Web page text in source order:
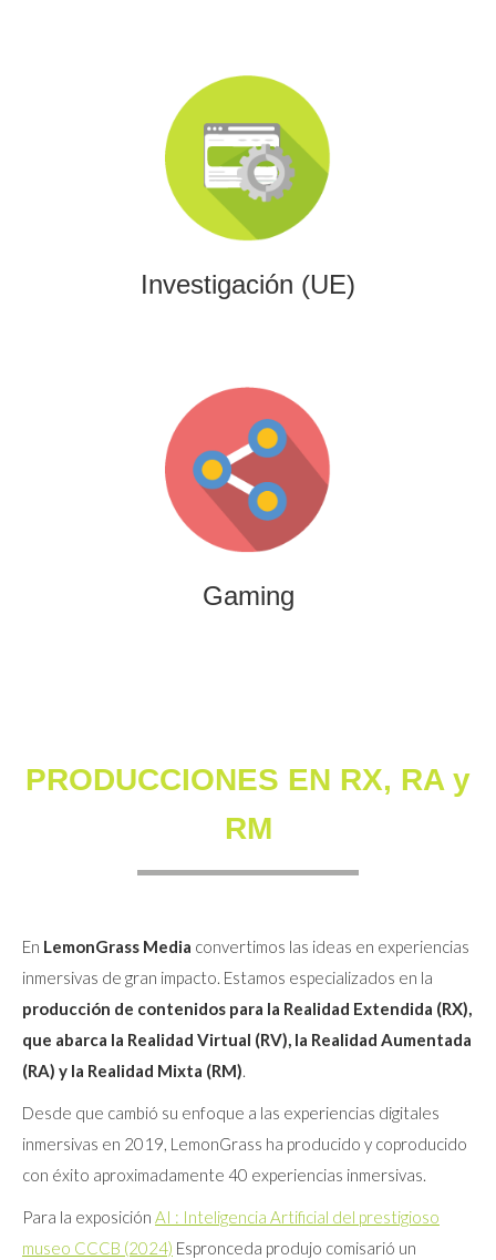
Investigación (UE)
Investigación (UE)
Impulsamos proyectos de I+D+i alineados con programas
europeos, conectando innovación tecnológica con
financiación estratégica.
Gaming
Gaming
Desarrollamos experiencias interactivas y videojuegos
que combinan entretenimiento, innovación y engagement
para marcas y audiencias.
PRODUCCIONES EN RX, RA y
RM
En LemonGrass Media convertimos las ideas en experiencias
inmersivas de gran impacto. Estamos especializados en la
producción de contenidos para la Realidad Extendida (RX),
que abarca la Realidad Virtual (RV), la Realidad Aumentada
(RA) y la Realidad Mixta (RM).
Desde que cambió su enfoque a las experiencias digitales
inmersivas en 2019, LemonGrass ha producido y coproducido
con éxito aproximadamente 40 experiencias inmersivas.
Para la exposición AI : Inteligencia Artificial del prestigioso
museo CCCB (2024) Espronceda produjo comisarió un